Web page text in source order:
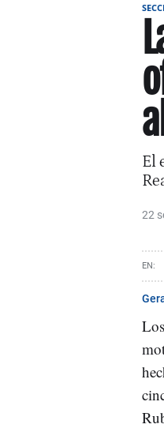
El
22